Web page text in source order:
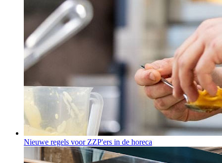
Nieuwe regels voor ZZP'ers in de horeca